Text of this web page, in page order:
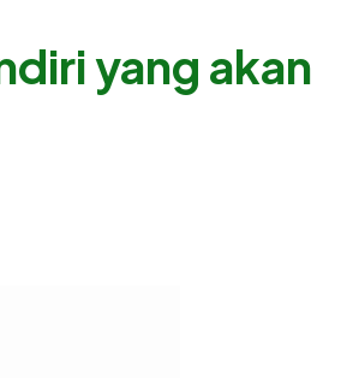
yang akan